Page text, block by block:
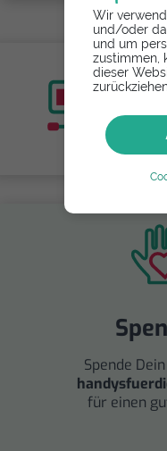
Wir
und/oder
und um
zustimmen,
dieser
Spende
für einen